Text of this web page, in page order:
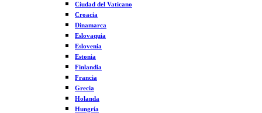
Ciudad del Vaticano
Croacia
Dinamarca
Eslovaquia
Eslovenia
Estonia
Finlandia
Francia
Grecia
Holanda
Hungría